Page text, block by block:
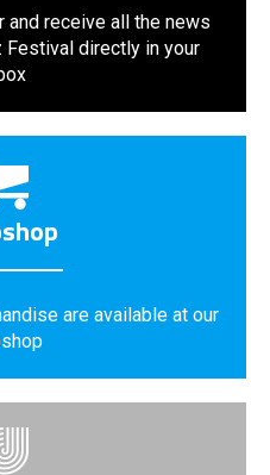
and receive all the news
directly in your
are available at our